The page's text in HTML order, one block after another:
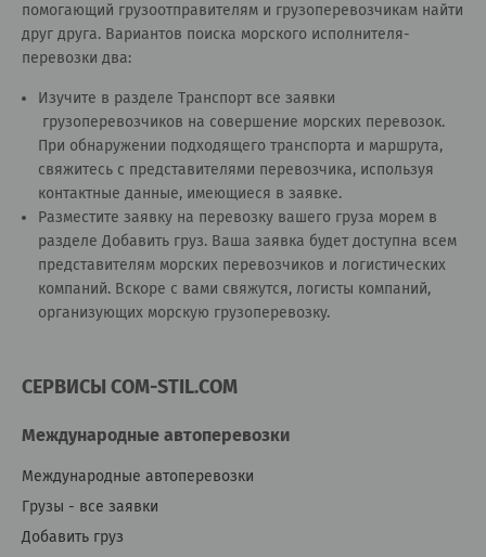
помогающий грузоотправителям и грузоперевозчикам найти
друг друга. Вариантов поиска морского исполнителя-
перевозки два:
Изучите в разделе Транспорт все заявки
грузоперевозчиков на совершение морских перевозок.
При обнаружении подходящего транспорта и маршрута,
свяжитесь с представителями перевозчика, используя
контактные данные, имеющиеся в заявке.
Разместите заявку на перевозку вашего груза морем в
разделе Добавить груз. Ваша заявка будет доступна всем
представителям морских перевозчиков и логистических
компаний. Вскоре с вами свяжутся, логисты компаний,
организующих морскую грузоперевозку.
СЕРВИСЫ COM-STIL.COM
Международные автоперевозки
Международные автоперевозки
Грузы - все заявки
Добавить груз